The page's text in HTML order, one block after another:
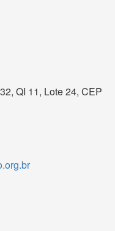
QI 11, Lote 24, CEP